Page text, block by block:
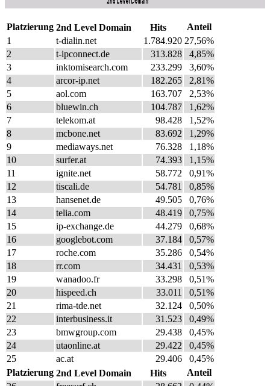
Platzierung 2nd Level Domain Hits
Anteil
1
t-dialin.net 1.784.920 27,56%
2
t-ipconnect.de 313.828
4,85%
3
inktomisearch.com 233.299
3,60%
4
arcor-ip.net 182.265
2,81%
5
aol.com 163.707
2,53%
6
bluewin.ch 104.787
1,62%
7
telekom.at 98.428
1,52%
8
mcbone.net 83.692
1,29%
9
mediaways.net 76.328
1,18%
10
surfer.at 74.393
1,15%
11
ignite.net 58.772
0,91%
12
tiscali.de 54.781
0,85%
13
hansenet.de 49.505
0,76%
14
telia.com 48.419
0,75%
15
ip-exchange.de 44.279
0,68%
16
googlebot.com 37.184
0,57%
17
roche.com 35.286
0,54%
18
rr.com 34.431
0,53%
19
wanadoo.fr 33.298
0,51%
20
hispeed.ch 33.011
0,51%
21
rima-tde.net 32.124
0,50%
22
interbusiness.it 31.523
0,49%
23
bmwgroup.com 29.438
0,45%
24
utaonline.at 29.422
0,45%
25
ac.at 29.406
0,45%
Platzierung 2nd Level Domain Hits
Anteil